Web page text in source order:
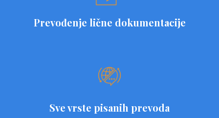
Prevođenje lične dokumentacije
Sve vrste pisanih prevoda